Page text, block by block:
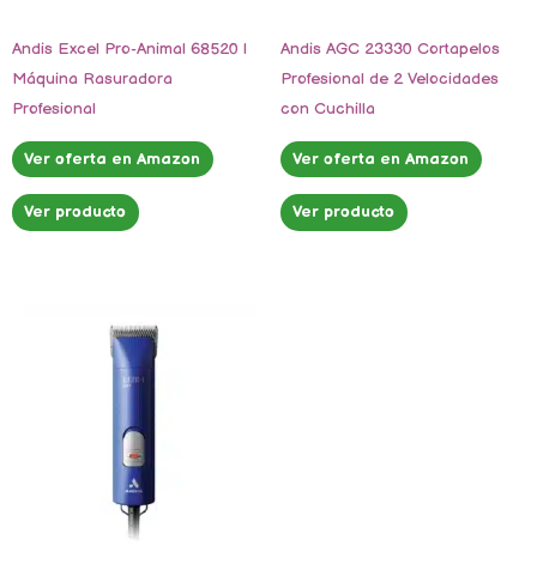
Andis Excel Pro-Animal 68520 |
Máquina Rasuradora
Profesional
Ver oferta en Amazon
Ver producto
Andis AGC 23330 Cortapelos
Profesional de 2 Velocidades
con Cuchilla
Ver oferta en Amazon
Ver producto